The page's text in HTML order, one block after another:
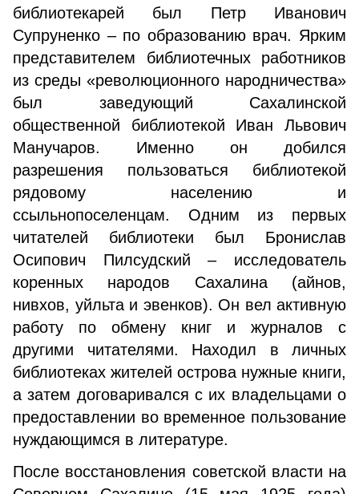
библиотекарей был Петр Иванович
Супруненко – по образованию врач. Ярким
представителем библиотечных работников
из среды «революционного народничества»
был заведующий Сахалинской
общественной библиотекой Иван Львович
Манучаров. Именно он добился
разрешения пользоваться библиотекой
рядовому населению и
ссыльнопоселенцам. Одним из первых
читателей библиотеки был Бронислав
Осипович Пилсудский – исследователь
коренных народов Сахалина (айнов,
нивхов, уйльта и эвенков). Он вел активную
работу по обмену книг и журналов с
другими читателями. Находил в личных
библиотеках жителей острова нужные книги,
а затем договаривался с их владельцами о
предоставлении во временное пользование
нуждающимся в литературе.
После восстановления советской власти на